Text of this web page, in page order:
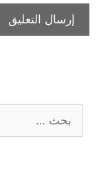
عن: